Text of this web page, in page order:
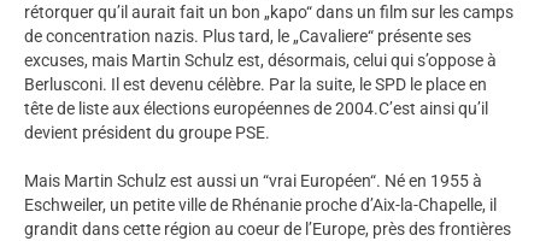
rétorquer qu’il aurait fait un bon „kapo“ dans un film sur les camps
de concentration nazis. Plus tard, le „Cavaliere“ présente ses
excuses, mais Martin Schulz est, désormais, celui qui s’oppose à
Berlusconi. Il est devenu célèbre. Par la suite, le SPD le place en
tête de liste aux élections européennes de 2004.C’est ainsi qu’il
devient président du groupe PSE.
Mais Martin Schulz est aussi un “vrai Européen“. Né en 1955 à
Eschweiler, un petite ville de Rhénanie proche d’Aix-la-Chapelle, il
grandit dans cette région au coeur de l’Europe, près des frontières